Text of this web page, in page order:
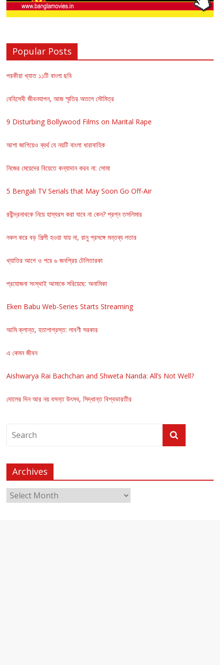
Popular Posts
পরকীয়া খ্যাত ১১টি বাংলা ছবি
বেহিসেবী জীবনযাপন, আজ স্মৃতির অতলে সৌমিত্র
9 Disturbing Bollywood Films on Marital Rape
আশা জাগিয়েও ব্যর্থ যে নয়টি বাংলা ধারাবাহিক
নিজের মেয়েদের বিয়েতে কন্যাদান করব না: সোমা
5 Bengali TV Serials that May Soon Go Off-Air
রবীন্দ্রনাথকে নিয়ে হাস্যরস করা যাবে না কেন? প্রশ্ন তসলিমার
নকল করে বড় শিল্পী হওয়া যায় না, রানু প্রসঙ্গে মন্তব্য লতার
খ্যাতির আগে ও পরে ৬ জনপ্রিয় টেলিতারকা
প্রযোজনা সংস্থাই আমাকে সরিয়েছে: অনামিকা
Eken Babu Web-Series Starts Streaming
আমি ক্লান্ত, হতাশাগ্রস্ত: লাবণী সরকার
এ কেমন জীবন
Aishwarya Rai Bachchan and Shweta Nanda: All’s Not Well?
দোলের দিন আর নয় বসন্ত উৎসব, সিদ্ধান্ত বিশ্বভারতীর
Archives